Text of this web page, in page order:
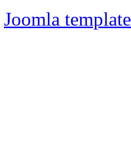
Joomla template